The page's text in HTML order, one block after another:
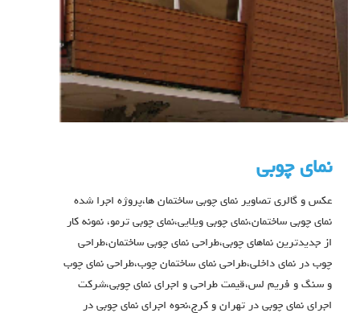
نمای چوبی
عکس و گالری تصاویر نمای چوبی ساختمان ها،پروژه اجرا شده
نمای چوبی ساختمان،نمای چوبی ویلایی،نمای چوبی ترمو، نمونه کار
از جدیدترین نماهای چوبی،طراحی نمای چوبی ساختمان،طراحی
چوب در نمای داخلی،طراحی نمای ساختمان چوب،طراحی نمای چوب
و سنگ و فریم لس،قیمت طراحی و اجرای نمای چوبی،شرکت
اجرای نمای چوبی در تهران و کرج،نحوه اجرای نمای چوبی در